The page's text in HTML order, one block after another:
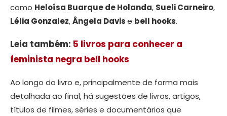
como Heloísa Buarque de Holanda, Sueli Carneiro,
Lélia Gonzalez,Ângela Davise bell hooks.
Leia também: 5 livros para conhecer a
feminista negra bell hooks
Ao longo do livro e, principalmente de forma mais
detalhada ao final, há sugestões de livros, artigos,
títulos de filmes, séries e documentários que